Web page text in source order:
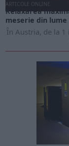
ARTICOLE ONLINE
Relaxarea
meserie din
În Austria, de la